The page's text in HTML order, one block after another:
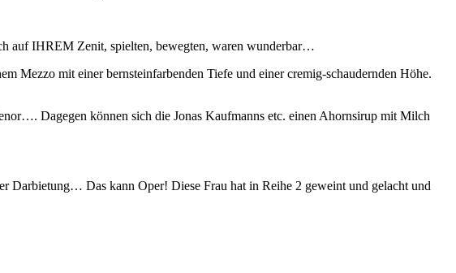
auf IHREM Zenit, spielten, bewegten, waren wunderbar…
Mezzo mit einer bernsteinfarbenden Tiefe und einer cremig-schaudernden Höhe.
Dagegen können sich die Jonas Kaufmanns etc. einen Ahornsirup mit Milch
Darbietung… Das kann Oper! Diese Frau hat in Reihe 2 geweint und gelacht und